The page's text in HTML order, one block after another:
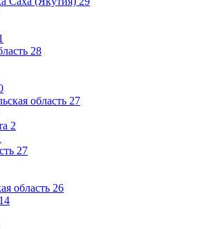
28
область 27
2
27
область 26
14